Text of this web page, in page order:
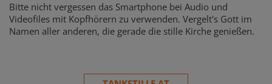
Bitte nicht vergessen das Smartphone bei Audio und
Videofiles mit Kopfhörern zu verwenden. Vergelt's Gott im
Namen aller anderen, die gerade die stille Kirche genießen.